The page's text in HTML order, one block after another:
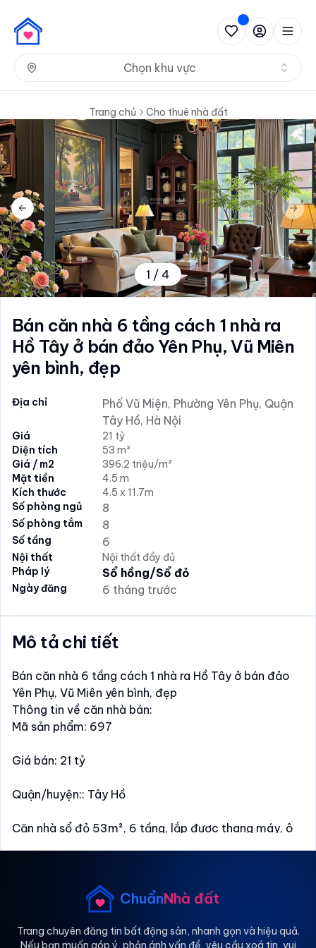
Chọn khu vực
Trang chủ Cho thuê nhà đất
Previous slide
1 / 4
Bán căn nhà 6 tầng cách 1 nhà ra
Hồ Tây ở bán đảo Yên Phụ, Vũ Miên
yên bình, đẹp
Địa chỉ
Phố Vũ Miện, Phường Yên Phụ, Quận
Tây Hồ, Hà Nội
Giá
21 tỷ
Diện tích
53 m²
Giá / m2
396.2 triệu/m²
Mặt tiền
4.5 m
Kích thước
4.5 x 11.7m
Số phòng ngủ
8
Số phòng tắm 8
Số tầng 6
Nội thất
Nội thất đầy đủ
Pháp lý
Sổ hồng/Sổ đỏ
Ngày đăng 6 tháng trước
Mô tả chi tiết
Bán căn nhà 6 tầng cách 1 nhà ra Hồ Tây ở bán đảo
Yên Phụ, Vũ Miên yên bình, đẹp
Thông tin về căn nhà bán:
Mã sản phẩm: 697
Giá bán: 21 tỷ
Quận/huyện:: Tây Hồ
Căn nhà sổ đỏ 53m², 6 tầng, lắp được thang máy, ô
đủ, sân thượng. Mua về để ở cho 1 gia đình thoải mái
đông người và đầy đủ các phòng chức năng như
khách, bếp, vệ sinh khép kín, nhà lắp thêm thang máy
ChuẩnNhà đất
Trang chuyên đăng tin bất động sản, nhanh gọn và hiệu quả.
Nếu bạn muốn góp ý, phản ánh vấn đề, yêu cầu xoá tin, vui